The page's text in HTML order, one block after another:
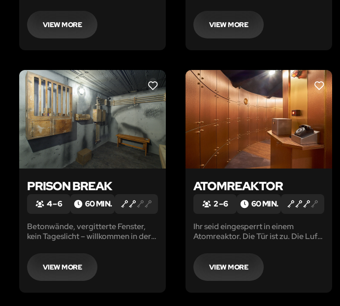
VIEW MORE
entkommen, müsst ihr schneller sein
als alle anderen, die es vor euch
versucht haben. Beeilt euch - seine
VIEW MORE
LIKE
PRISON BREAK
4 – 6 60 MIN.
Betonwände, vergitterte Fenster,
kein Tageslicht – willkommen in der
Staatsgefängnis von Montana. Ihr
habt es tatsächlich geschafft, hier
einzusitzen. Herzlichen
VIEW MORE
LIKE
ATOMREAKTOR
2 – 6 60 MIN.
Ihr seid eingesperrt in einem
Atomreaktor. Die Tür ist zu. Die Luft
Zeit, um zu entkommen...
VIEW MORE